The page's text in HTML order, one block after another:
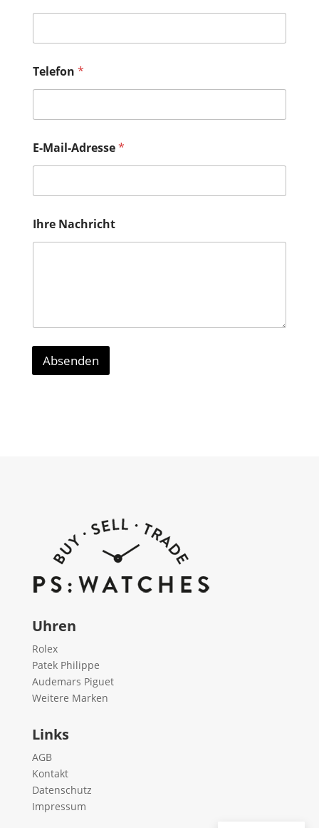
h
e
a
c
h
i
h
Telefon *
E-Mail-Adresse*
Ihre Nachricht
Absenden
Uhren
Rolex
Patek Philippe
Audemars Piguet
Weitere Marken
Links
AGB
Kontakt
Datenschutz
Impressum